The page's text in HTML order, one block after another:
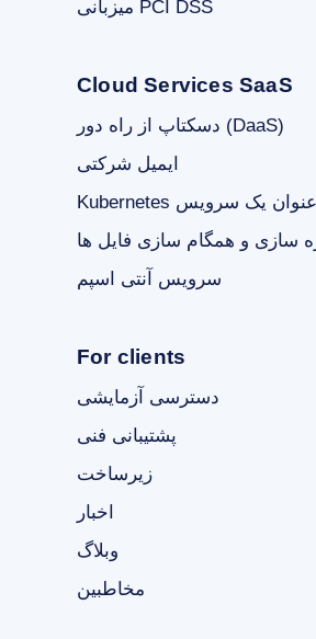
میزبانی PCI DSS
Cloud Services SaaS
دسکتاپ از راه دور (DaaS)
ایمیل شرکتی
سازی و همگام سازی فایل ها
سرویس آنتی اسپم
For clients
دسترسی آزمایشی
پشتیبانی فنی
زیرساخت
اخبار
وبلاگ
مخاطبین